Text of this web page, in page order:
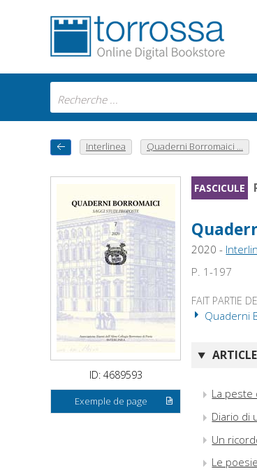
Interlinea Quaderni Borromaici ...
ID: 4689593
Exemple de page
FASCICULE
2020 -
P. 1-197
FAIT PARTIE DE
Quaderni
La peste
Diario di
Un
Le